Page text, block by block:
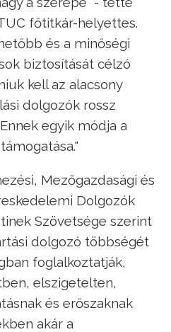
főtitkár-helyettes.
és a minőségi
biztosítását célzó
kell az alacsony
dolgozók rossz
egyik módja a
Mezőgazdasági és
Dolgozók
Szövetsége szerint
dolgozó többségét
foglalkoztatják,
elszigetelten,
és erőszaknak
akár a